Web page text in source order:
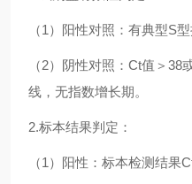
（1）阳性对照：有典型S
（2）阴性对照：Ct值＞
线，无指数增长期。
2.标本结果判定：
（1）阳性：标本检测结果